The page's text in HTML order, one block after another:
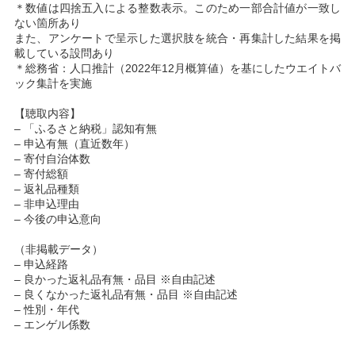
＊数値は四捨五入による整数表示。このため一部合計値が一致し
ない箇所あり
また、アンケートで呈示した選択肢を統合・再集計した結果を掲
載している設問あり
＊総務省：人口推計（2022年12月概算値）を基にしたウエイトバ
ック集計を実施
【聴取内容】
– 「ふるさと納税」認知有無
– 申込有無（直近数年）
– 寄付自治体数
– 寄付総額
– 返礼品種類
– 非申込理由
– 今後の申込意向
（非掲載データ）
– 申込経路
– 良かった返礼品有無・品目 ※自由記述
– 良くなかった返礼品有無・品目 ※自由記述
– 性別・年代
– エンゲル係数